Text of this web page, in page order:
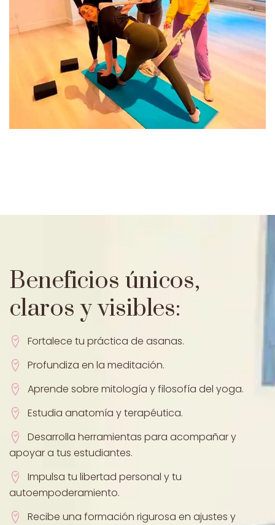
Beneficios únicos,
claros y visibles:
Fortalece tu práctica de asanas.
Profundiza en la meditación.
Aprende sobre mitología y filosofía del yoga.
Estudia anatomía y terapéutica.
Desarrolla herramientas para acompañar y
apoyar a tus estudiantes.
Impulsa tu libertad personal y tu
autoempoderamiento.
Recibe una formación rigurosa en ajustes y